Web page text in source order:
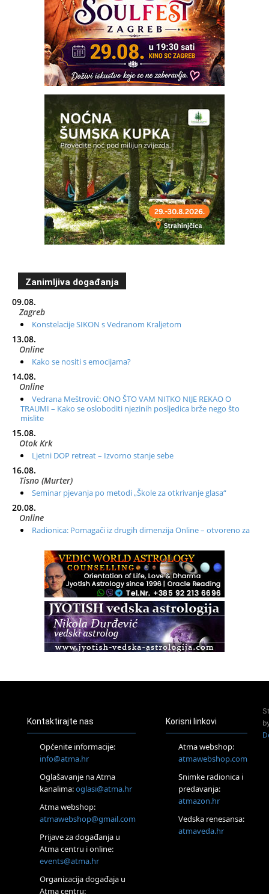
Zanimljiva događanja
09.08.
Zagreb
Konstelacije SIKON s Vedranom Kraljetom
13.08.
Online
Kako se nositi s emocijama?
14.08.
Online
Vedrana Meštrović: ONO ŠTO VAM NITKO NIJE REKAO O
TRAUMI – Kako se osloboditi njezinih posljedica brže nego što
mislite
15.08.
Otok Krk
Ljetni DOP retreat – Izvorno stanje sebe
16.08.
Tisno (Murter)
Seminar pjevanja po metodi „Škole za otkrivanje glasa“
20.08.
Online
Radionica: Pomagači iz drugih dimenzija Online – otvoreno za
Zagreb+Online
Osnovni ThetaHealing® tečaj, Zagreb i Online
Access BARS®, otpusti stres
Access Energetski Facelift®
Tečaj Višeg Vodstva, razvijanja intuicije i Akaša zapisa
25.08.
Upisi u program Profesionalni hipnoterapeut — nova
generacija kreće 25.08. 2026.
Online
Visoko
Alemka Dauskardt – Jednodnevna radionica sistemskih
konstelacija
HOD PO ŽERAVICI – Seminar koji mijenja tijelo, duh i um
Kontaktirajte nas
Općenite informacije:
info@atma.hr
Oglašavanje na Atma
kanalima:oglasi@atma.hr
Atma webshop:
atmawebshop@gmail.com
Prijave za događanja u
Atma centru i online:
events@atma.hr
Organizacija događaja u
Atma centru:
Korisni linkovi
Atma webshop:
atmawebshop.com
Snimke radionica i
predavanja:
atmazon.hr
Vedska renesansa:
atmaveda.hr